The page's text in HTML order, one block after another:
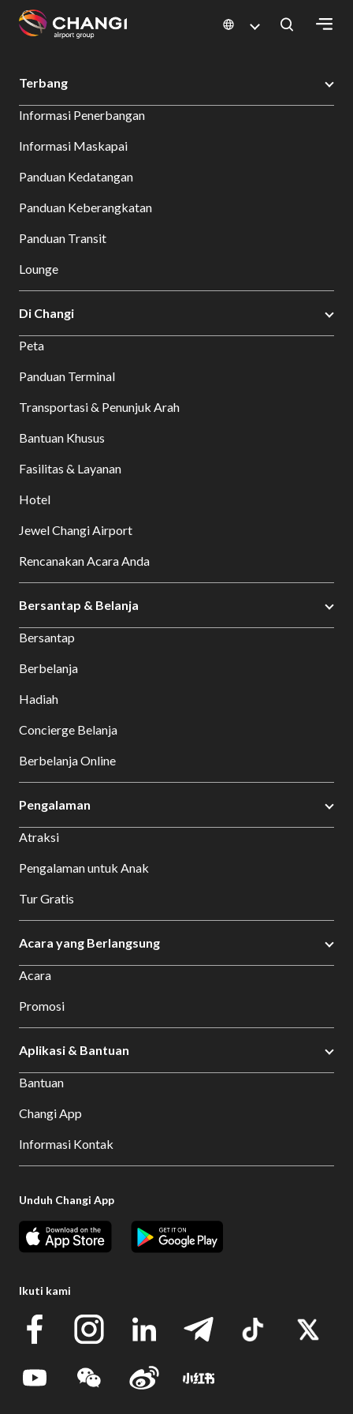
Changi
Language
Changi Airport
Terbang
Informasi Penerbangan
Informasi Maskapai
Panduan Kedatangan
Panduan Keberangkatan
Panduan Transit
Lounge
Di Changi
Peta
Panduan Terminal
Transportasi & Penunjuk Arah
Bantuan Khusus
Fasilitas & Layanan
Hotel
Jewel Changi Airport
Rencanakan Acara Anda
Bersantap & Belanja
Bersantap
Berbelanja
Hadiah
Concierge Belanja
Berbelanja Online
Pengalaman
Atraksi
Pengalaman untuk Anak
Tur Gratis
Acara yang Berlangsung
Acara
Promosi
Aplikasi & Bantuan
Bantuan
Changi App
Informasi Kontak
Unduh Changi App
Ikuti kami